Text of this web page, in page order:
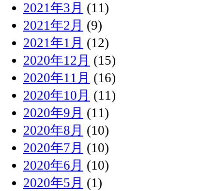
2021年3月 (11)
2021年2月 (9)
2021年1月 (12)
2020年12月 (15)
2020年11月 (16)
2020年10月 (11)
2020年9月 (11)
2020年8月 (10)
2020年7月 (10)
2020年6月 (10)
2020年5月 (1)